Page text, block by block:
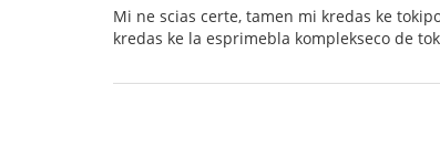
Mi ne scias certe, tamen mi kredas ke
kredas ke la esprimebla komplekseco de